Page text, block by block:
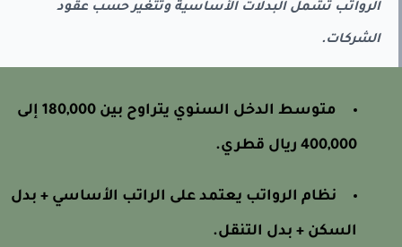
الرواتب تشمل البدلات الأساسية وتتغير حسب عقود
الشركات.
متوسط الدخل السنوي يتراوح بين 180,000 إلى
400,000 ريال قطري.
نظام الرواتب يعتمد على الراتب الأساسي + بدل
السكن + بدل التنقل.